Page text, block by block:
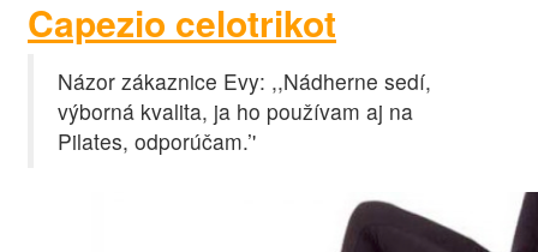
Capezio celotrikot
Názor zákaznice Evy: ,,Nádherne sedí,
výborná kvalita, ja ho používam aj na
Pilates, odporúčam.’'